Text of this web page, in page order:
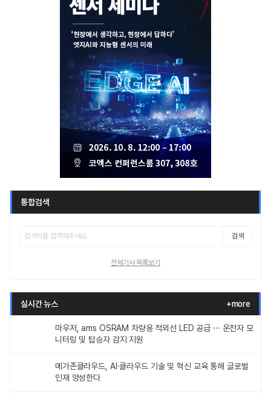
통합검색
검색
전체기사 목록보기
실시간 뉴스 +more
마우저, ams OSRAM 차량용 적외선 LED 공급 ··· 운전자 모
니터링 및 탑승자 감지 지원
메가존클라우드, AI·클라우드 기술 및 혁신 교육 통해 글로벌
인재 양성한다